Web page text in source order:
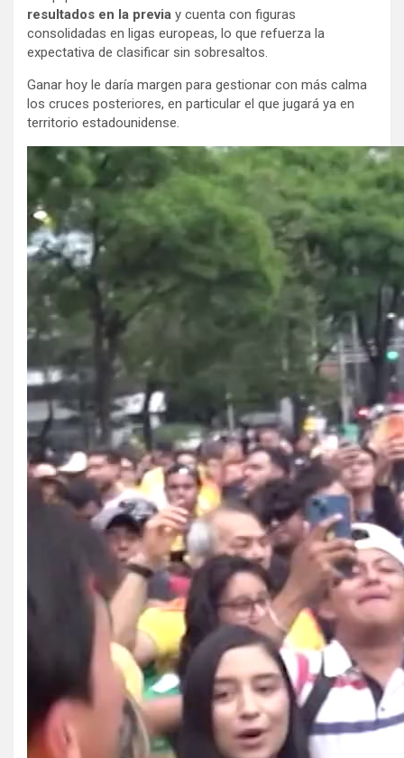
resultados en la previa y cuenta con figuras
consolidadas en ligas europeas, lo que refuerza la
expectativa de clasificar sin sobresaltos.
Ganar hoy le daría margen para gestionar con más calma
los cruces posteriores, en particular el que jugará ya en
territorio estadounidense.